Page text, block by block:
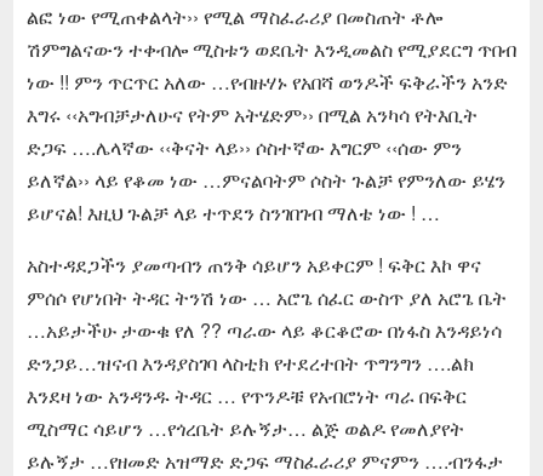
ልፎ ነው የሚጠቀልላት›› የሚል ማስፈራሪያ በመስጠት ቶሎ
ሽምግልናውን ተቀብሎ ሚስቱን ወደቤት እንዲመልስ የሚያደርግ ጥበብ
ነው !! ምን ጥርጥር አለው …የብዙሃኑ የአበሻ ወንዶች ፍቅራችን አንድ
እግሩ ‹‹አግብቻታለሁና የትም አትሄድም›› በሚል አንካሳ የትእቢት
ድጋፍ ….ሌላኛው ‹‹ቅናት ላይ›› ሶስተኛው እግርም ‹‹ሰው ምን
ይለኛል›› ላይ የቆመ ነው …ምናልባትም ሶስት ጉልቻ የምንለው ይሄን
ይሆናል! እዚህ ጉልቻ ላይ ተጥደን ስንገበገብ ማለቴ ነው ! …
አስተዳደጋችን ያመጣብን ጠንቅ ሳይሆን አይቀርም ! ፍቅር እኮ ዋና
ምሰሶ የሆነበት ትዳር ትንሽ ነው … አሮጌ ሰፈር ውስጥ ያለ አሮጌ ቤት
…አይታችሁ ታውቁ የለ ?? ጣራው ላይ ቆርቆሮው በነፋስ እንዳይነሳ
ድንጋይ…ዝናብ እንዳያስገባ ላስቲክ የተደረተበት ጥግንግን ….ልክ
እንደዛ ነው አንዳንዱ ትዳር … የጥንዶቹ የአብሮነት ጣራ በፍቅር
ሚስማር ሳይሆን …የጎረቤት ይሉኝታ… ልጅ ወልዶ የመለያየት
ይሉኝታ …የዘመድ አዝማድ ድጋፍ ማስፈራሪያ ምናምን ….ብንፋታ